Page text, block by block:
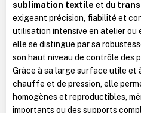
sublimation textile et du
exigeant précision, fiabilité et
utilisation intensive en atelier ou
elle se distingue par sa
son haut niveau de contrôle des
Grâce à sa large surface utile et
chauffe et de pression, elle
homogènes et reproductibles,
importants ou des supports